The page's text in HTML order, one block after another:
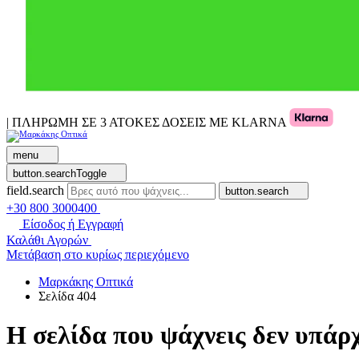
| ΠΛΗΡΩΜΗ ΣΕ 3 ΑΤΟΚΕΣ ΔΟΣΕΙΣ ΜΕ KLARNA
menu
button.searchToggle
field.search button.search
+30 800 3000400
Είσοδος ή Εγγραφή
Καλάθι Αγορών
Μετάβαση στο κυρίως περιεχόμενο
Μαρκάκης Οπτικά
Σελίδα 404
Η σελίδα που ψάχνεις δεν